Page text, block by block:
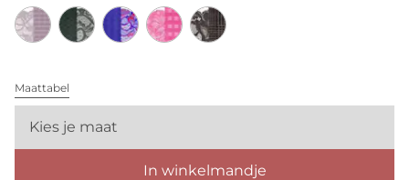
Maattabel
Kies je maat
In winkelmandje